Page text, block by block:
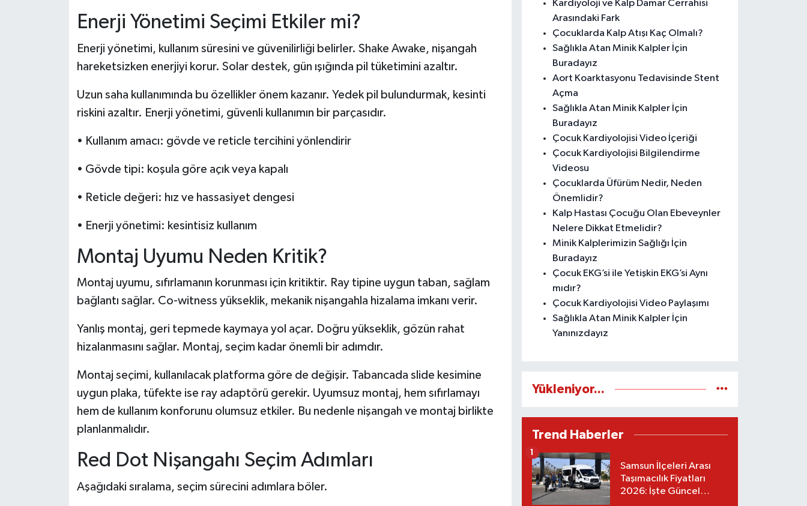
Enerji Yönetimi Seçimi Etkiler mi?
Enerji yönetimi, kullanım süresini ve güvenilirliği belirler. Shake Awake, nişangah
hareketsizken enerjiyi korur. Solar destek, gün ışığında pil tüketimini azaltır.
Uzun saha kullanımında bu özellikler önem kazanır. Yedek pil bulundurmak, kesinti
riskini azaltır. Enerji yönetimi, güvenli kullanımın bir parçasıdır.
• Kullanım amacı: gövde ve reticle tercihini yönlendirir
• Gövde tipi: koşula göre açık veya kapalı
• Reticle değeri: hız ve hassasiyet dengesi
• Enerji yönetimi: kesintisiz kullanım
Montaj Uyumu Neden Kritik?
Montaj uyumu, sıfırlamanın korunması için kritiktir. Ray tipine uygun taban, sağlam
bağlantı sağlar. Co-witness yükseklik, mekanik nişangahla hizalama imkanı verir.
Yanlış montaj, geri tepmede kaymaya yol açar. Doğru yükseklik, gözün rahat
hizalanmasını sağlar. Montaj, seçim kadar önemli bir adımdır.
Montaj seçimi, kullanılacak platforma göre de değişir. Tabancada slide kesimine
uygun plaka, tüfekte ise ray adaptörü gerekir. Uyumsuz montaj, hem sıfırlamayı
hem de kullanım konforunu olumsuz etkiler. Bu nedenle nişangah ve montaj birlikte
planlanmalıdır.
Red Dot Nişangahı Seçim Adımları
Aşağıdaki sıralama, seçim sürecini adımlara böler.
Kardiyoloji ve Kalp Damar Cerrahisi
Arasındaki Fark
Çocuklarda Kalp Atışı Kaç Olmalı?
Sağlıkla Atan Minik Kalpler İçin
Buradayız
Aort Koarktasyonu Tedavisinde Stent
Açma
Sağlıkla Atan Minik Kalpler İçin
Buradayız
Çocuk Kardiyolojisi Video İçeriği
Çocuk Kardiyolojisi Bilgilendirme
Videosu
Çocuklarda Üfürüm Nedir, Neden
Önemlidir?
Kalp Hastası Çocuğu Olan Ebeveynler
Nelere Dikkat Etmelidir?
Minik Kalplerimizin Sağlığı İçin
Buradayız
Çocuk EKG’si ile Yetişkin EKG’si Aynı
mıdır?
Çocuk Kardiyolojisi Video Paylaşımı
Sağlıkla Atan Minik Kalpler İçin
Yanınızdayız
Yükleniyor...
Trend Haberler
Samsun İlçeleri Arası
Taşımacılık Fiyatları
2026: İşte Güncel
1